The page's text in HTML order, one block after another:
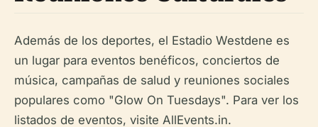
Además de los deportes, el Estadio Westdene es
un lugar para eventos benéficos, conciertos de
música, campañas de salud y reuniones sociales
populares como "Glow On Tuesdays". Para ver los
listados de eventos, visite AllEvents.in.